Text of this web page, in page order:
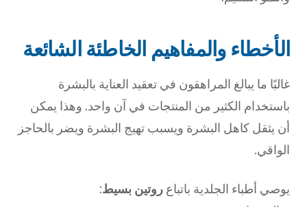
الأخطاء والمفاهيم الخاطئة الشائعة
غالبًا ما يبالغ المراهقون في تعقيد العناية بالبشرة
باستخدام الكثير من المنتجات في آن واحد. وهذا يمكن
أن يثقل كاهل البشرة ويسبب تهيج البشرة ويضر بالحاجز
الواقي.
يوصي أطباء الجلدية باتباع روتين بسيط: